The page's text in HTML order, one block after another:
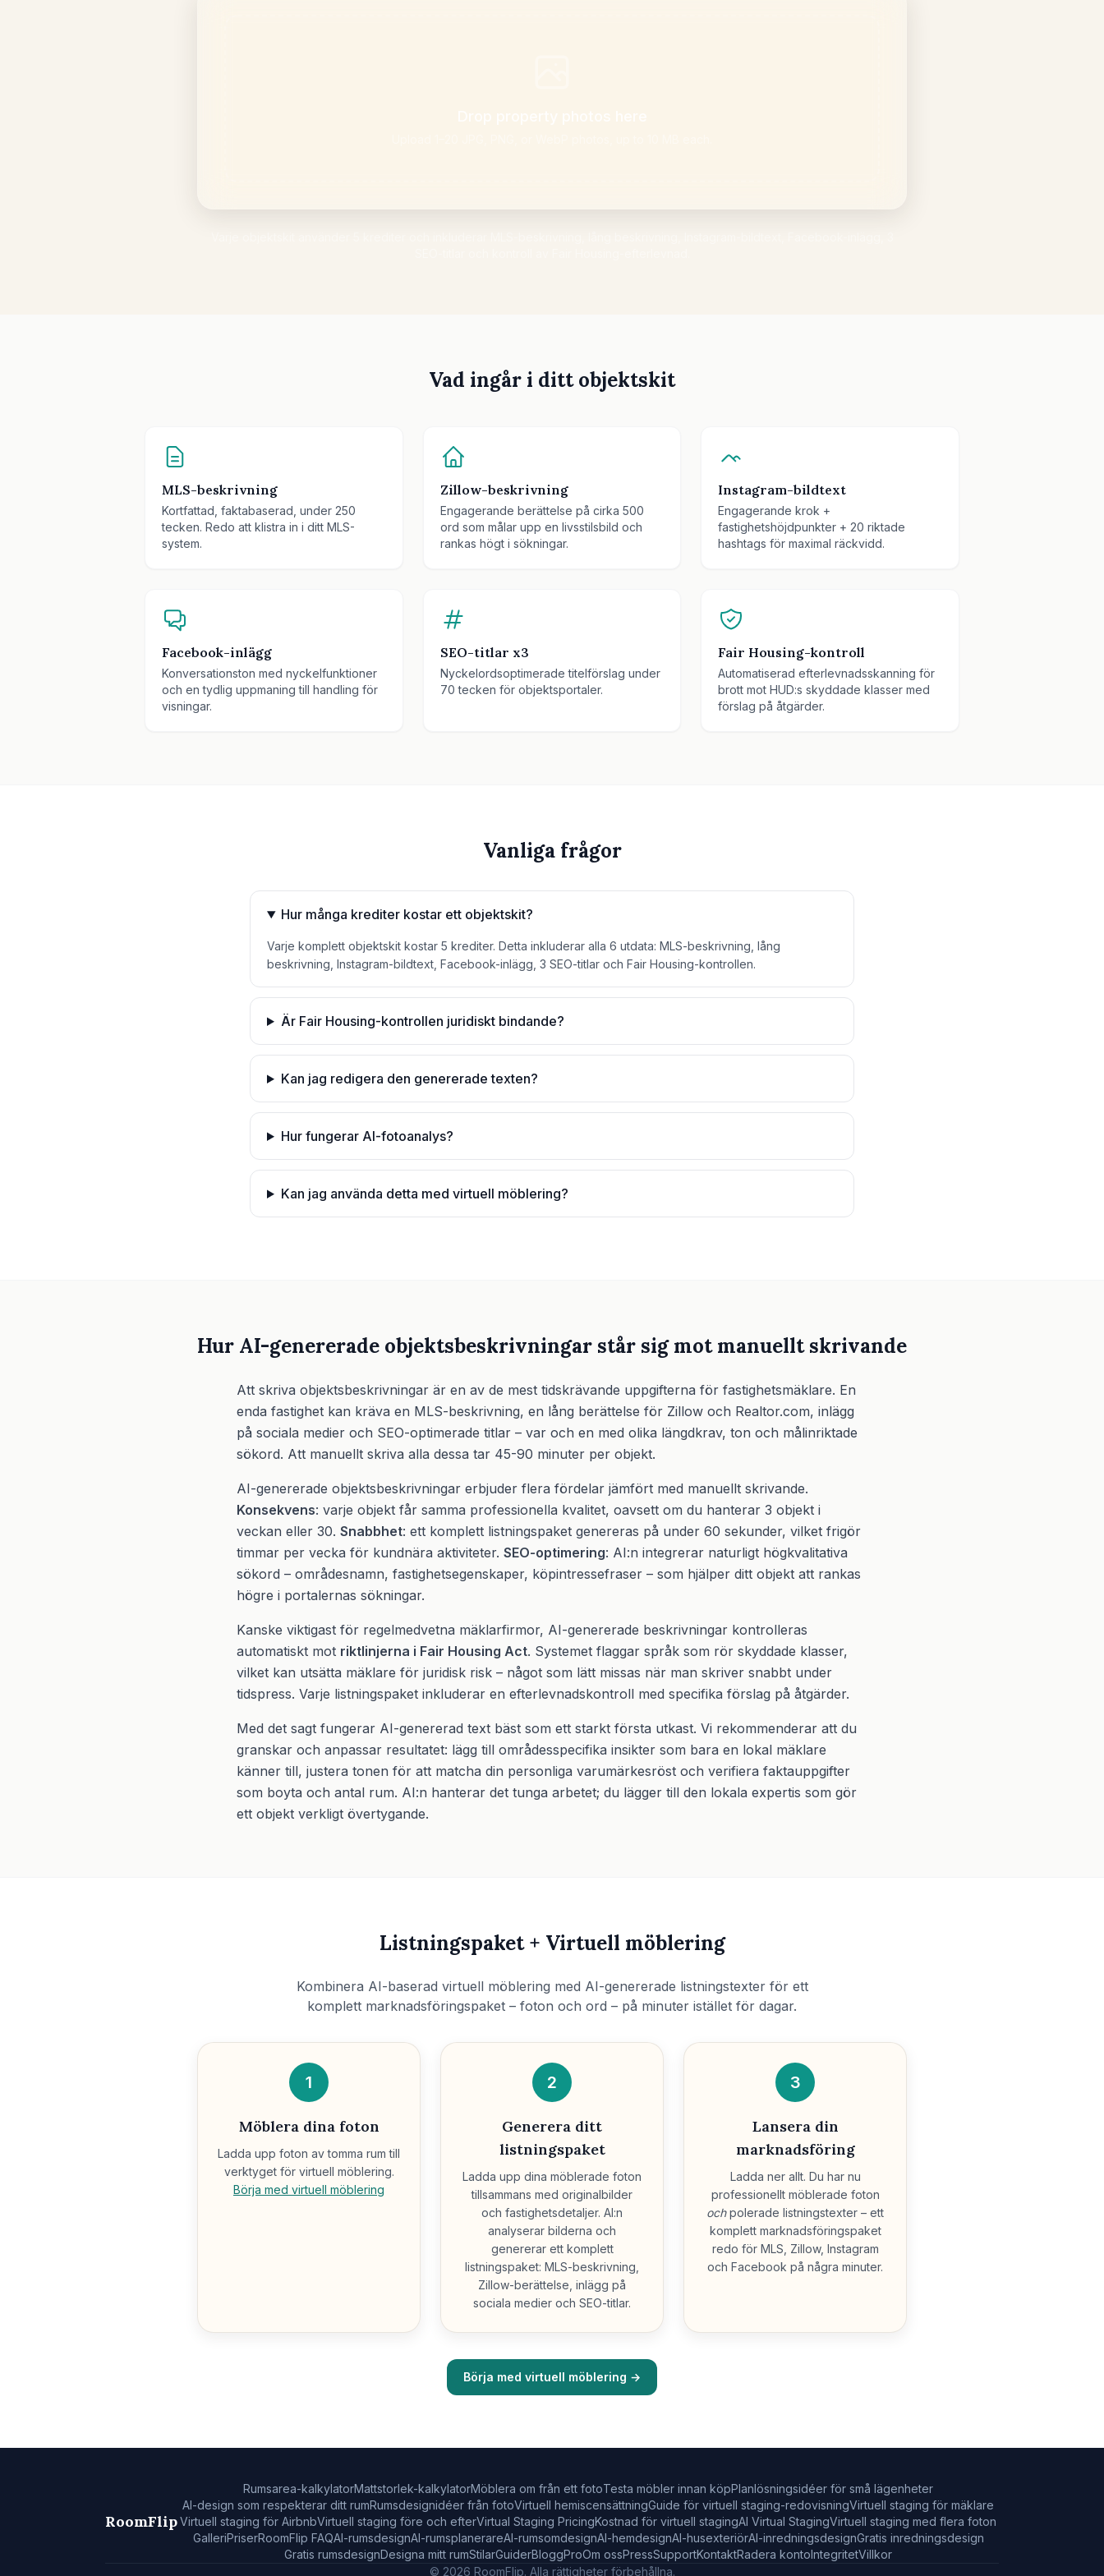
Vad ingår i ditt objektskit
MLS-beskrivning
Kortfattad, faktabaserad, under 250
tecken. Redo att klistra in i ditt MLS-
system.
Zillow-beskrivning
Engagerande berättelse på cirka 500
ord som målar upp en livsstilsbild och
rankas högt i sökningar.
Instagram-bildtext
Engagerande krok +
fastighetshöjdpunkter + 20 riktade
hashtags för maximal räckvidd.
Facebook-inlägg
Konversationston med nyckelfunktioner
och en tydlig uppmaning till handling för
visningar.
SEO-titlar x3
Nyckelordsoptimerade titelförslag under
70 tecken för objektsportaler.
Fair Housing-kontroll
Automatiserad efterlevnadsskanning för
brott mot HUD:s skyddade klasser med
förslag på åtgärder.
Vanliga frågor
Hur många krediter kostar ett objektskit?
Varje komplett objektskit kostar 5 krediter. Detta inkluderar alla 6 utdata: MLS-beskrivning, lång
beskrivning, Instagram-bildtext, Facebook-inlägg, 3 SEO-titlar och Fair Housing-kontrollen.
Är Fair Housing-kontrollen juridiskt bindande?
Kan jag redigera den genererade texten?
Hur fungerar AI-fotoanalys?
Kan jag använda detta med virtuell möblering?
Hur AI-genererade objektsbeskrivningar står sig mot manuellt skrivande
Att skriva objektsbeskrivningar är en av de mest tidskrävande uppgifterna för fastighetsmäklare. En
enda fastighet kan kräva en MLS-beskrivning, en lång berättelse för Zillow och Realtor.com, inlägg
på sociala medier och SEO-optimerade titlar – var och en med olika längdkrav, ton och målinriktade
sökord. Att manuellt skriva alla dessa tar 45-90 minuter per objekt.
AI-genererade objektsbeskrivningar erbjuder flera fördelar jämfört med manuellt skrivande.
Konsekvens: varje objekt får samma professionella kvalitet, oavsett om du hanterar 3 objekt i
veckan eller 30. Snabbhet: ett komplett listningspaket genereras på under 60 sekunder, vilket frigör
timmar per vecka för kundnära aktiviteter. SEO-optimering: AI:n integrerar naturligt högkvalitativa
sökord – områdesnamn, fastighetsegenskaper, köpintressefraser – som hjälper ditt objekt att rankas
högre i portalernas sökningar.
Kanske viktigast för regelmedvetna mäklarfirmor, AI-genererade beskrivningar kontrolleras
automatiskt mot riktlinjerna i Fair Housing Act. Systemet flaggar språk som rör skyddade klasser,
vilket kan utsätta mäklare för juridisk risk – något som lätt missas när man skriver snabbt under
tidspress. Varje listningspaket inkluderar en efterlevnadskontroll med specifika förslag på åtgärder.
Med det sagt fungerar AI-genererad text bäst som ett starkt första utkast. Vi rekommenderar att du
granskar och anpassar resultatet: lägg till områdesspecifika insikter som bara en lokal mäklare
känner till, justera tonen för att matcha din personliga varumärkesröst och verifiera faktauppgifter
som boyta och antal rum. AI:n hanterar det tunga arbetet; du lägger till den lokala expertis som gör
ett objekt verkligt övertygande.
Listningspaket + Virtuell möblering
Kombinera AI-baserad virtuell möblering med AI-genererade listningstexter för ett
komplett marknadsföringspaket – foton och ord – på minuter istället för dagar.
1
Möblera dina foton
Ladda upp foton av tomma rum till
verktyget för virtuell möblering.
Börja med virtuell möblering
2
Generera ditt
listningspaket
Ladda upp dina möblerade foton
tillsammans med originalbilder
och fastighetsdetaljer. AI:n
analyserar bilderna och
genererar ett komplett
listningspaket: MLS-beskrivning,
Zillow-berättelse, inlägg på
sociala medier och SEO-titlar.
3
Lansera din
marknadsföring
Ladda ner allt. Du har nu
professionellt möblerade foton
ochpolerade listningstexter – ett
komplett marknadsföringspaket
redo för MLS, Zillow, Instagram
och Facebook på några minuter.
Börja med virtuell möblering →
RoomFlip
Rumsarea-kalkylatorMattstorlek-kalkylatorMöblera om från ett fotoTesta möbler innan köpPlanlösningsidéer för små lägenheter
AI-design som respekterar ditt rumRumsdesignidéer från fotoVirtuell hemiscensättningGuide för virtuell staging-redovisningVirtuell staging för mäklare
Virtuell staging för AirbnbVirtuell staging före och efterVirtual Staging PricingKostnad för virtuell stagingAI Virtual StagingVirtuell staging med flera foton
GalleriPriserRoomFlip FAQAI-rumsdesignAI-rumsplanerareAI-rumsomdesignAI-hemdesignAI-husexteriörAI-inredningsdesignGratis inredningsdesign
Gratis rumsdesignDesigna mitt rumStilarGuiderBloggProOm ossPressSupportKontaktRadera kontoIntegritetVillkor
© 2026 RoomFlip. Alla rättigheter förbehållna.